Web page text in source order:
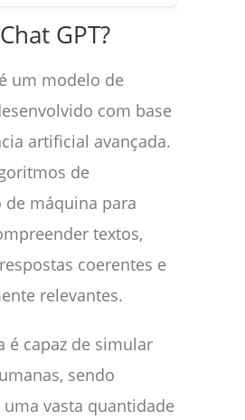
GPT?
um modelo de
com base
artificial avançada.
de
de máquina para
textos,
coerentes e
relevantes.
é capaz de simular
sendo
vasta quantidade